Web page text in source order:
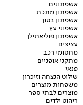
אשפתונים
אשפתון מתכת
אשפתון בטון
אשפוני עץ
אשפתון פוליאתילן
עציצים
מחסומי רכב
מתקני אופניים
פנאי
שילוט הנצחה וזיכרון
משפחות מוצרים
מוצרים לבתי ספר
ריהוט ילדים